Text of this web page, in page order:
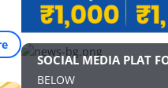
SOCIAL MEDIA PLAT
BELOW